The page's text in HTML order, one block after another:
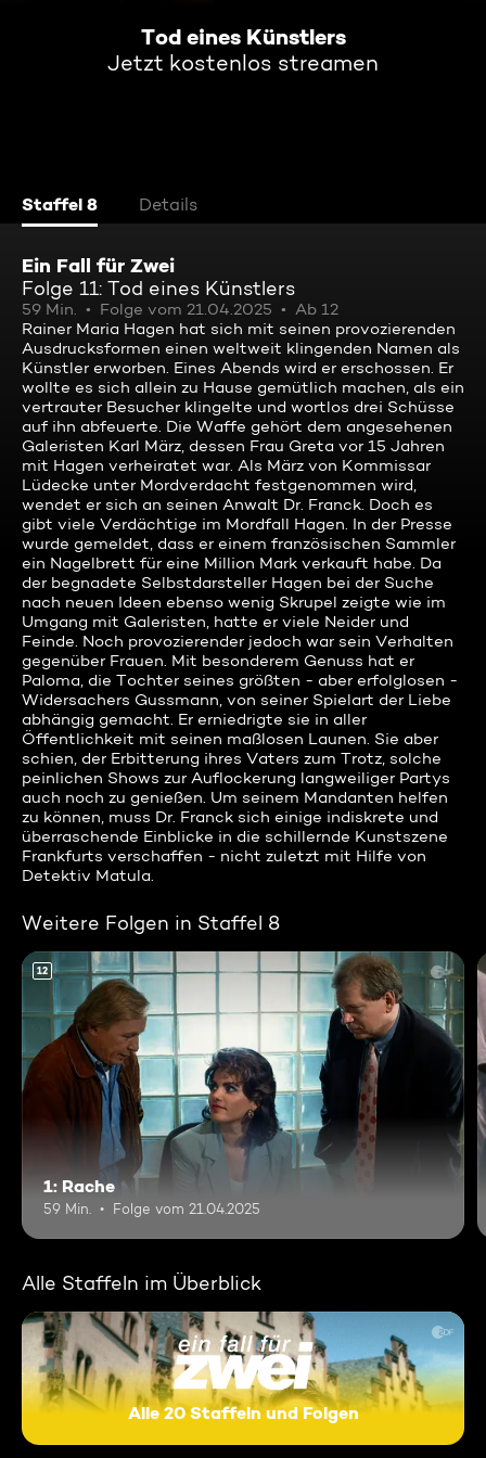
Tod eines Künstlers
Jetzt kostenlos streamen
Staffel 8 Details
Ein Fall für Zwei
Folge 11: Tod eines Künstlers
59 Min. Folge vom 21.04.2025
Ab 12
Rainer Maria Hagen hat sich mit seinen provozierenden
Ausdrucksformen einen weltweit klingenden Namen als
Künstler erworben. Eines Abends wird er erschossen. Er
wollte es sich allein zu Hause gemütlich machen, als ein
vertrauter Besucher klingelte und wortlos drei Schüsse
auf ihn abfeuerte. Die Waffe gehört dem angesehenen
Galeristen Karl März, dessen Frau Greta vor 15 Jahren
mit Hagen verheiratet war. Als März von Kommissar
Lüdecke unter Mordverdacht festgenommen wird,
wendet er sich an seinen Anwalt Dr. Franck. Doch es
gibt viele Verdächtige im Mordfall Hagen. In der Presse
wurde gemeldet, dass er einem französischen Sammler
ein Nagelbrett für eine Million Mark verkauft habe. Da
der begnadete Selbstdarsteller Hagen bei der Suche
nach neuen Ideen ebenso wenig Skrupel zeigte wie im
Umgang mit Galeristen, hatte er viele Neider und
Feinde. Noch provozierender jedoch war sein Verhalten
gegenüber Frauen. Mit besonderem Genuss hat er
Paloma, die Tochter seines größten - aber erfolglosen -
Widersachers Gussmann, von seiner Spielart der Liebe
abhängig gemacht. Er erniedrigte sie in aller
Öffentlichkeit mit seinen maßlosen Launen. Sie aber
schien, der Erbitterung ihres Vaters zum Trotz, solche
peinlichen Shows zur Auflockerung langweiliger Partys
auch noch zu genießen. Um seinem Mandanten helfen
zu können, muss Dr. Franck sich einige indiskrete und
überraschende Einblicke in die schillernde Kunstszene
Frankfurts verschaffen - nicht zuletzt mit Hilfe von
Detektiv Matula.
Weitere Folgen in Staffel 8
12
1: Rache
59 Min. Folge vom 21.04.2025
Alle Staffeln im Überblick
Alle 20 Staffeln und Folgen